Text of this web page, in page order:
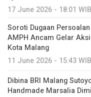
17 June 2026 - 18:01 WIB
Soroti Dugaan
AMPH Ancam Gelar
Kota Malang
11 June 2026 - 15:43 WIB
Dibina BRI Malang
Handmade Marsalia